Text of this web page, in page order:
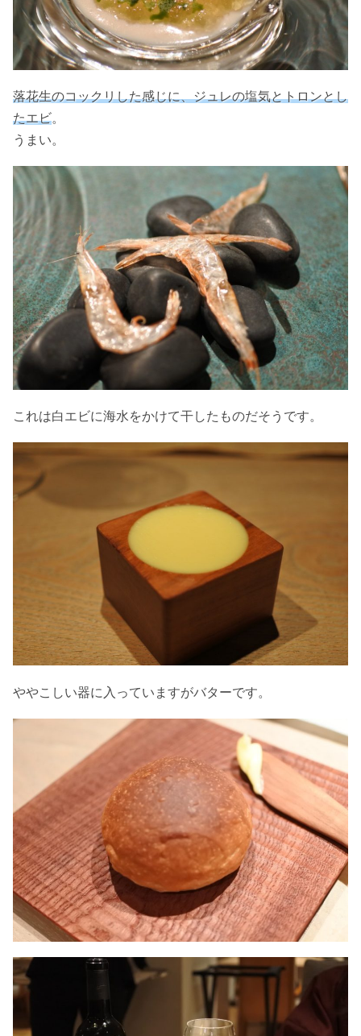
落花生のコックリした感じに、ジュレの塩気とトロンとし
たエビ。
うまい。
これは白エビに海水をかけて干したものだそうです。
ややこしい器に入っていますがバターです。